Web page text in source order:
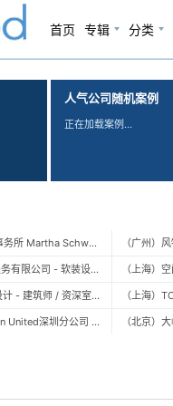
首页 专辑 分类
人气公司随机案例
正在加载案例…
（上海） 玛莎施瓦茨及合伙人事务所 Martha Schwartz Partners – 高级景观建筑师 Senior Landscape Designer / 景观建筑师 Landscape Designer
（北京）北京艾派斯展览展示服务有限公司 - 软装设计师 / 陈列设计师
（上海）dongqi Design 栋栖设计 - 建筑师 / 资深室内设计师 / 室内设计师 / 媒体及公共关系主管 / 设计实习生（常年招聘）
（深圳）英国Quality Innovation United深圳分公司 - 建筑设计师 / 资深建筑设计师 / 室内设计师 / 设计实习生